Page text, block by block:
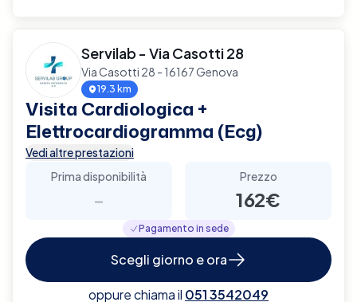
Servilab - Via Casotti 28
Via Casotti 28 - 16167 Genova
19.3 km
Visita Cardiologica +
Elettrocardiogramma (Ecg)
Vedi altre prestazioni
Prima disponibilità
-
Prezzo
162€
Pagamento in sede
Scegli giorno e ora
oppure chiama il 051 3542049